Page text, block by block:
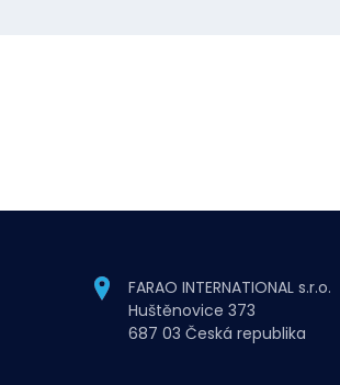
FARAO INTERNATIONAL s.r.o.
Huštěnovice 373
687 03 Česká republika